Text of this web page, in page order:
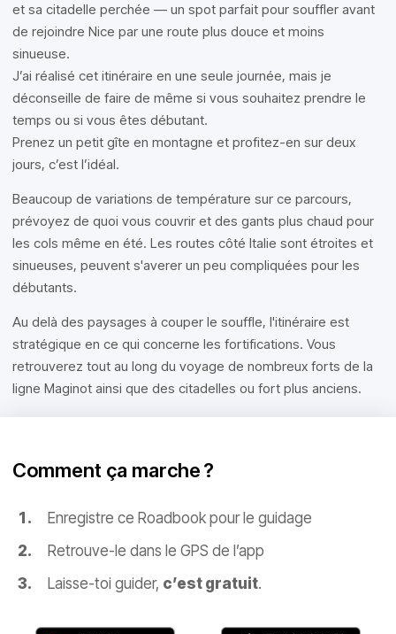
et sa citadelle perchée — un spot parfait pour souffler avant
de rejoindre Nice par une route plus douce et moins
sinueuse.
J’ai réalisé cet itinéraire en une seule journée, mais je
déconseille de faire de même si vous souhaitez prendre le
temps ou si vous êtes débutant.
Prenez un petit gîte en montagne et profitez-en sur deux
jours, c’est l’idéal.
Beaucoup de variations de température sur ce parcours,
prévoyez de quoi vous couvrir et des gants plus chaud pour
les cols même en été. Les routes côté Italie sont étroites et
sinueuses, peuvent s'averer un peu compliquées pour les
débutants.
Au delà des paysages à couper le souffle, l'itinéraire est
stratégique en ce qui concerne les fortifications. Vous
retrouverez tout au long du voyage de nombreux forts de la
ligne Maginot ainsi que des citadelles ou fort plus anciens.
Comment ça marche ?
Enregistre ce Roadbook pour le guidage
Retrouve-le dans le GPS de l’app
Laisse-toi guider, c’est gratuit.